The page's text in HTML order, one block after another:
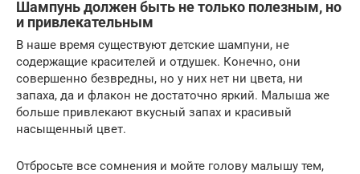
Шампунь должен быть не только полезным, но
и привлекательным
В наше время существуют детские шампуни, не
содержащие красителей и отдушек. Конечно, они
совершенно безвредны, но у них нет ни цвета, ни
запаха, да и флакон не достаточно яркий. Малыша же
больше привлекают вкусный запах и красивый
насыщенный цвет.
Отбросьте все сомнения и мойте голову малышу тем,